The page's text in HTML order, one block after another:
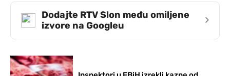
Dodajte RTV Slon među omiljene
izvore na Googleu
›